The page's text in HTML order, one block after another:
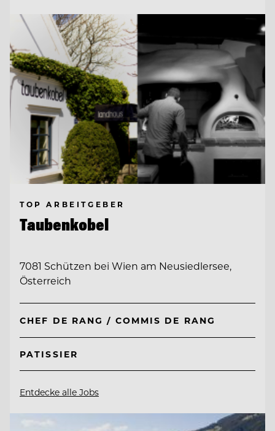
TOP ARBEITGEBER
Taubenkobel
7081 Schützen bei Wien am Neusiedlersee,
Österreich
CHEF DE RANG / COMMIS DE RANG
PATISSIER
Entdecke alle Jobs